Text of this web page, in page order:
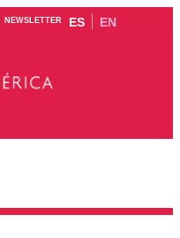
NEWSLETTER ES EN